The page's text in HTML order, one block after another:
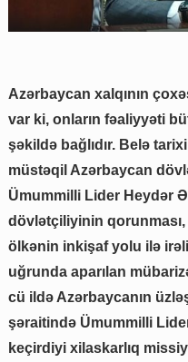
Azərbaycan xalqının
var ki, onların fəaliyyəti
şəkildə bağlıdır. Belə
müstəqil Azərbaycan
Ümummilli Lider Heydər
dövlətçiliyinin
ölkənin inkişaf yolu ilə
uğrunda aparılan
cü ildə Azərbaycanın
şəraitində Ümummilli
keçirdiyi xilaskarlıq